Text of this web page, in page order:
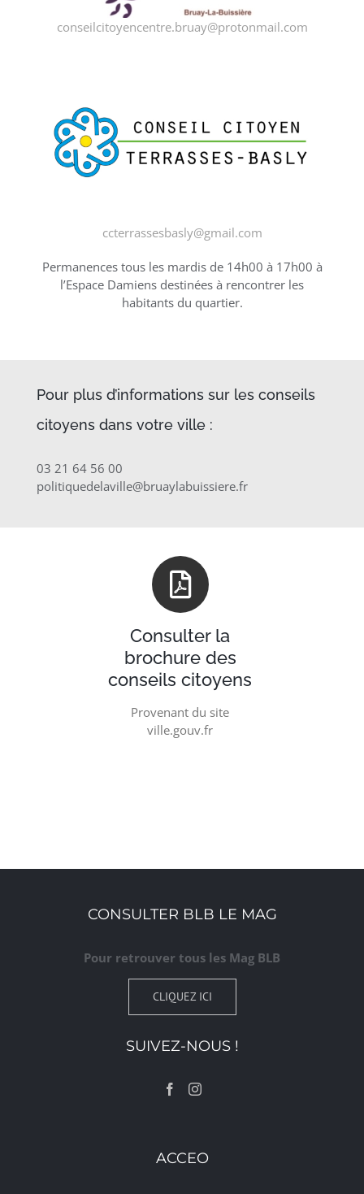
conseilcitoyencentre.bruay@protonmail.com
ccterrassesbasly@gmail.com
Permanences tous les mardis de 14h00 à 17h00 à
l’Espace Damiens destinées à rencontrer les
habitants du quartier.
Pour plus d’informations sur les conseils
citoyens dans votre ville :
03 21 64 56 00
politiquedelaville@bruaylabuissiere.fr
Consulter la
brochure des
conseils citoyens
Provenant du site
ville.gouv.fr
CONSULTER BLB LE MAG
Pour retrouver tous les Mag BLB
CLIQUEZ ICI
SUIVEZ-NOUS !
ACCEO